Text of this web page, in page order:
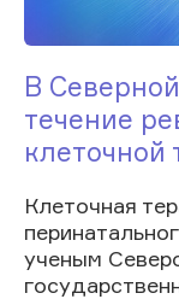
В
течение
клеточной
Клеточная
ученым